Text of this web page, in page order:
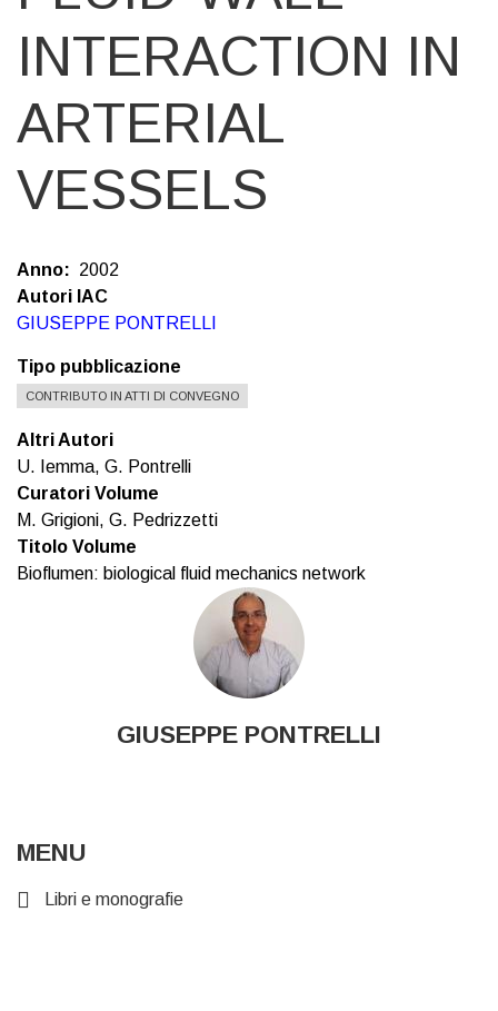
INTERACTION IN
ARTERIAL
VESSELS
Anno
2002
Autori IAC
GIUSEPPE PONTRELLI
Tipo pubblicazione
CONTRIBUTO IN ATTI DI CONVEGNO
Altri Autori
U. Iemma, G. Pontrelli
Curatori Volume
M. Grigioni, G. Pedrizzetti
Titolo Volume
Bioflumen: biological fluid mechanics network
GIUSEPPE PONTRELLI
MENU
Libri e monografie